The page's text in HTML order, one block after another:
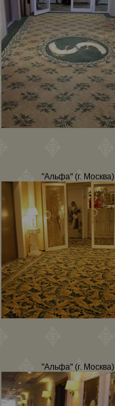
"Альфа" (г. Москва)
"Альфа" (г. Москва)